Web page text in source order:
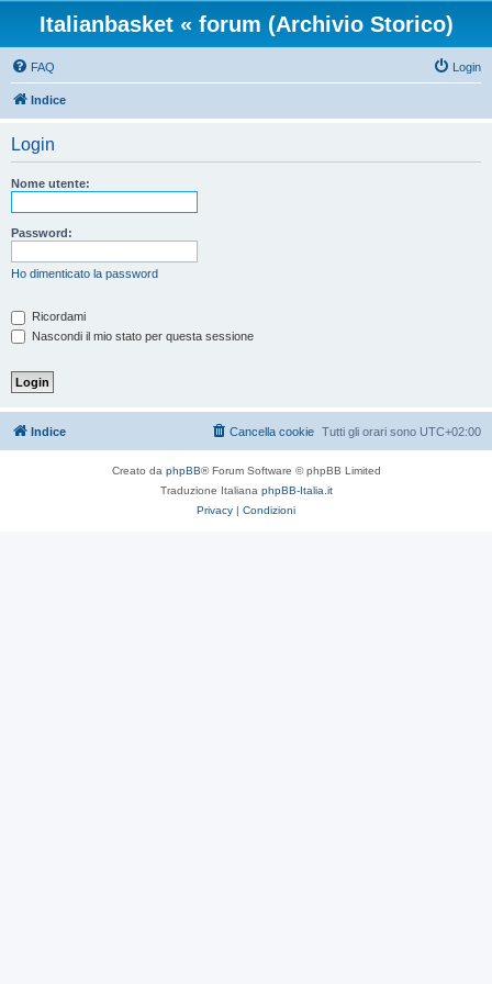
Italianbasket « forum (Archivio Storico)
FAQ Login
Indice
Login
Nome utente:
Password:
Ho dimenticato la password
Ricordami
Nascondi il mio stato per questa sessione
Indice Tutti gli orari sono UTC+02:00
Cancella cookie
Creato da phpBB® Forum Software © phpBB Limited
Traduzione Italiana phpBB-Italia.it
Privacy | Condizioni